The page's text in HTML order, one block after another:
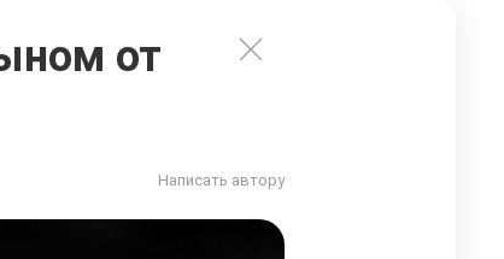
от
Написать автору